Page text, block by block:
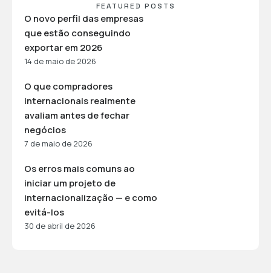
FEATURED POSTS
O novo perfil das empresas
que estão conseguindo
exportar em 2026
14 de maio de 2026
O que compradores
internacionais realmente
avaliam antes de fechar
negócios
7 de maio de 2026
Os erros mais comuns ao
iniciar um projeto de
internacionalização — e como
evitá-los
30 de abril de 2026